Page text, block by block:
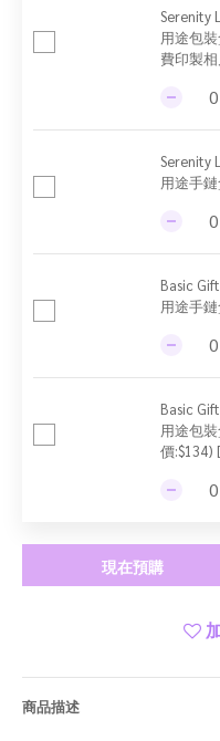
Serenity
用途包
費印製相
Serenity
用途手
Basic
用途手
Basic
用途包
價:$134)
現在預購
商品描述